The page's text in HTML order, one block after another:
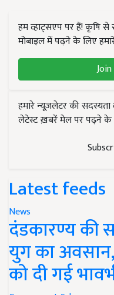
हम व्हाट्सएप पर हैं! कृषि
मोबाइल में पढ़ने के लिए
हमारे न्यूज़लेटर की
लेटेस्ट ख़बरें मेल पर पढ़ने के
Latest feeds
News
दंडकारण्य की
युग का अवसान,
को दी गई